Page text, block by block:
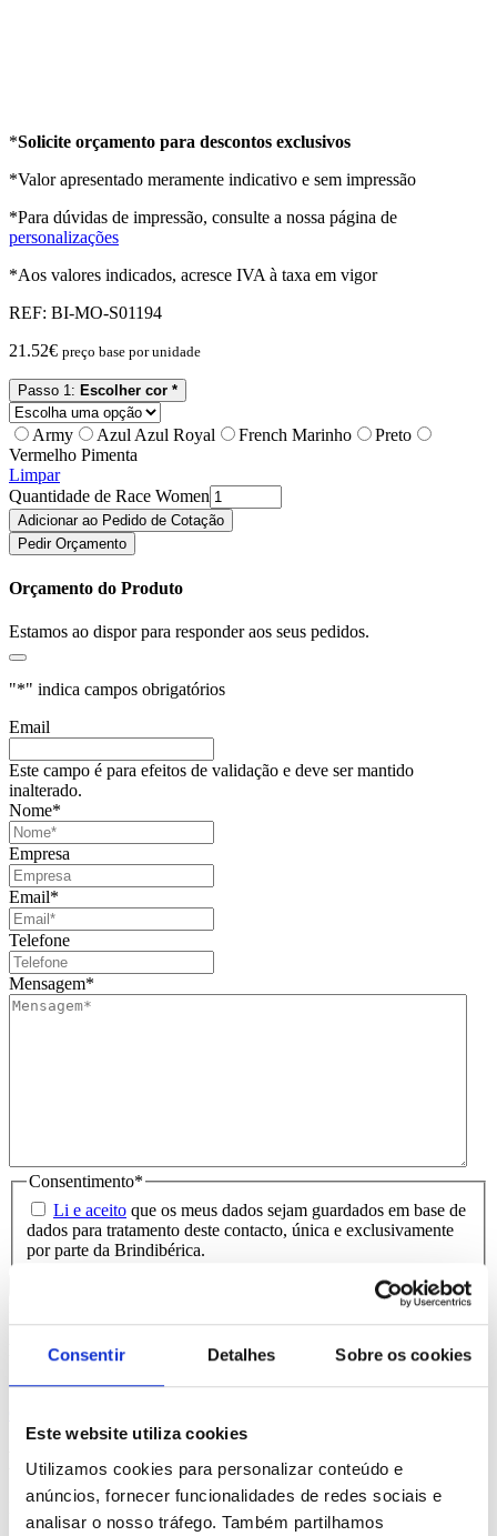
Consentir Detalhes Sobre os cookies
Este website utiliza cookies
Utilizamos cookies para personalizar conteúdo e
anúncios, fornecer funcionalidades de redes sociais e
analisar o nosso tráfego. Também partilhamos
*Solicite orçamento para descontos exclusivos
*Valor apresentado meramente indicativo e sem impressão
*Para dúvidas de impressão, consulte a nossa página de
personalizações
*Aos valores indicados, acresce IVA à taxa em vigor
REF: BI-MO-S01194
21.52€ preço base por unidade
Passo 1: Escolher cor *
Army Azul Azul Royal French Marinho
Preto
Vermelho Pimenta
Limpar
Quantidade de Race Women
Adicionar ao Pedido de Cotação
Pedir Orçamento
Orçamento do Produto
Estamos ao dispor para responder aos seus pedidos.
"*" indica campos obrigatórios
Email
Este campo é para efeitos de validação e deve ser mantido
inalterado.
Nome*
Empresa
Email*
Telefone
Mensagem*
Consentimento*
Li e aceito que os meus dados sejam guardados em base de
dados para tratamento deste contacto, única e exclusivamente
por parte da Brindibérica.
Produtos Relacionados
Emil
REF. BI-PS-98111